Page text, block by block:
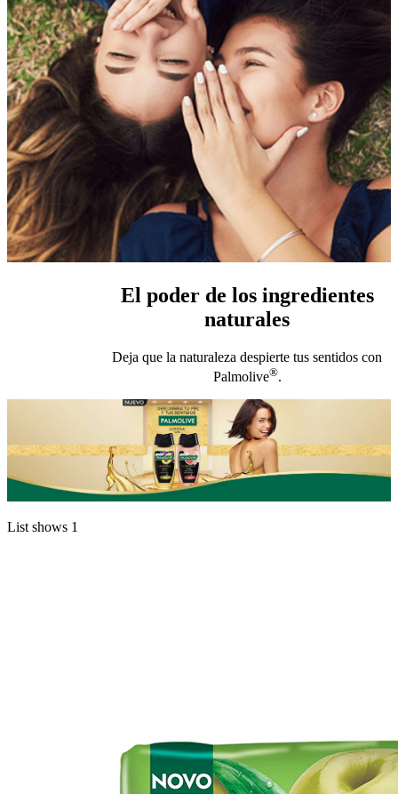
El poder de los ingredientes
naturales
Deja que la naturaleza despierte tus sentidos con
Palmolive®.
List shows 1